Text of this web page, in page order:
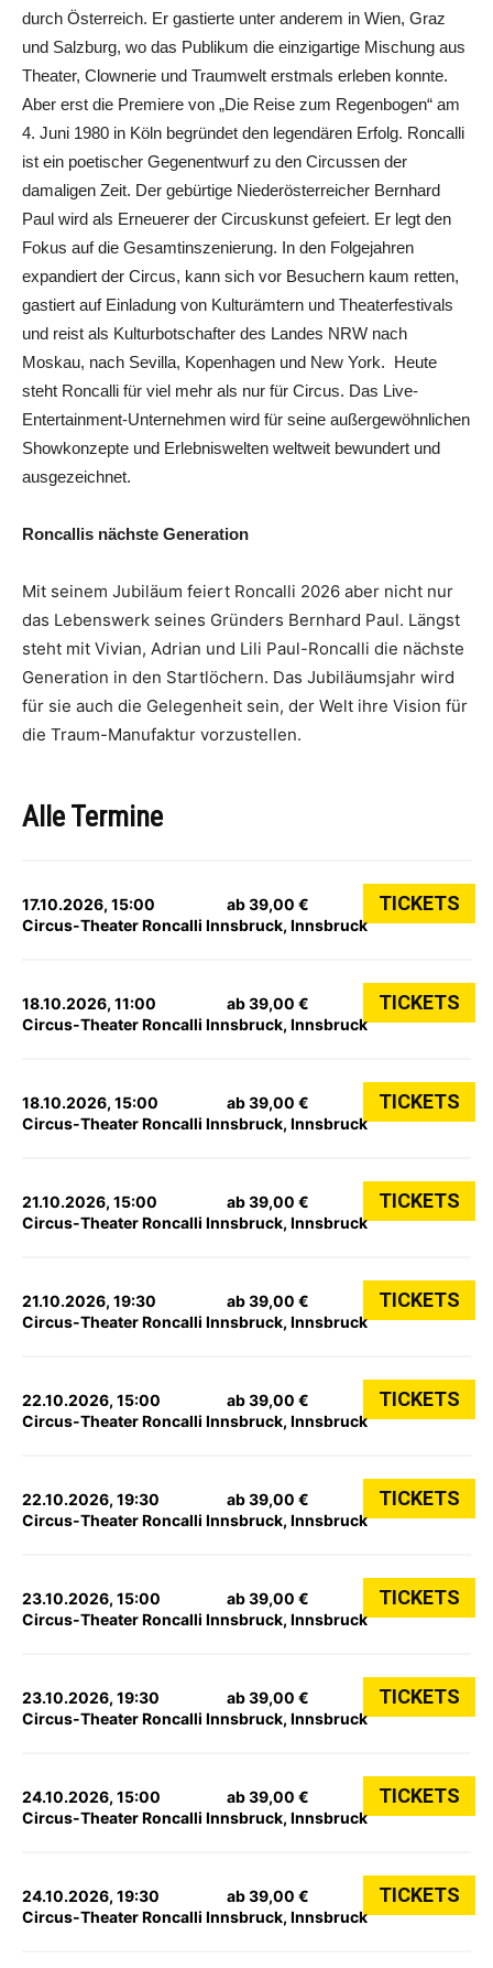
durch Österreich. Er gastierte unter anderem in Wien, Graz
und Salzburg, wo das Publikum die einzigartige Mischung aus
Theater, Clownerie und Traumwelt erstmals erleben konnte.
Aber erst die Premiere von „Die Reise zum Regenbogen“ am
4. Juni 1980 in Köln begründet den legendären Erfolg. Roncalli
ist ein poetischer Gegenentwurf zu den Circussen der
damaligen Zeit. Der gebürtige Niederösterreicher Bernhard
Paul wird als Erneuerer der Circuskunst gefeiert. Er legt den
Fokus auf die Gesamtinszenierung. In den Folgejahren
expandiert der Circus, kann sich vor Besuchern kaum retten,
gastiert auf Einladung von Kulturämtern und Theaterfestivals
und reist als Kulturbotschafter des Landes NRW nach
Moskau, nach Sevilla, Kopenhagen und New York. Heute
steht Roncalli für viel mehr als nur für Circus. Das Live-
Entertainment-Unternehmen wird für seine außergewöhnlichen
Showkonzepte und Erlebniswelten weltweit bewundert und
ausgezeichnet.
Roncallis nächste Generation
Mit seinem Jubiläum feiert Roncalli 2026 aber nicht nur
das Lebenswerk seines Gründers Bernhard Paul. Längst
steht mit Vivian, Adrian und Lili Paul-Roncalli die nächste
Generation in den Startlöchern. Das Jubiläumsjahr wird
für sie auch die Gelegenheit sein, der Welt ihre Vision für
die Traum-Manufaktur vorzustellen.
Alle Termine
17.10.2026, 15:00
Circus-Theater Roncalli Innsbruck, Innsbruck
ab 39,00 € TICKETS
18.10.2026, 11:00
Circus-Theater Roncalli Innsbruck, Innsbruck
ab 39,00 € TICKETS
18.10.2026, 15:00
Circus-Theater Roncalli Innsbruck, Innsbruck
ab 39,00 € TICKETS
21.10.2026, 15:00
Circus-Theater Roncalli Innsbruck, Innsbruck
ab 39,00 € TICKETS
21.10.2026, 19:30
Circus-Theater Roncalli Innsbruck, Innsbruck
ab 39,00 € TICKETS
22.10.2026, 15:00
Circus-Theater Roncalli Innsbruck, Innsbruck
ab 39,00 € TICKETS
22.10.2026, 19:30
Circus-Theater Roncalli Innsbruck, Innsbruck
ab 39,00 € TICKETS
23.10.2026, 15:00
Circus-Theater Roncalli Innsbruck, Innsbruck
ab 39,00 € TICKETS
23.10.2026, 19:30
Circus-Theater Roncalli Innsbruck, Innsbruck
ab 39,00 € TICKETS
24.10.2026, 15:00
Circus-Theater Roncalli Innsbruck, Innsbruck
ab 39,00 € TICKETS
24.10.2026, 19:30
Circus-Theater Roncalli Innsbruck, Innsbruck
ab 39,00 € TICKETS